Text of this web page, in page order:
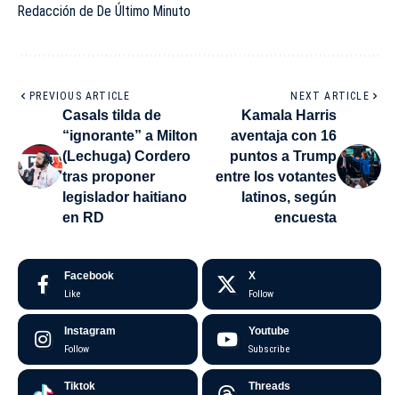
Redacción de De Último Minuto
PREVIOUS ARTICLE
Casals tilda de
“ignorante” a Milton
(Lechuga) Cordero
tras proponer
legislador haitiano
en RD
NEXT ARTICLE
Kamala Harris
aventaja con 16
puntos a Trump
entre los votantes
latinos, según
encuesta
Facebook
Like
X
Follow
Instagram
Follow
Youtube
Subscribe
Tiktok Threads